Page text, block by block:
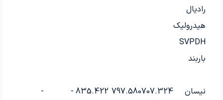
رادیال
هیدرولیک
SVPDH
باربند
نیسان
707.324
797.580
835.422
-
-